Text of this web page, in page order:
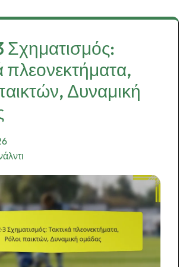
πλεονεκτήματα,
Δυναμική